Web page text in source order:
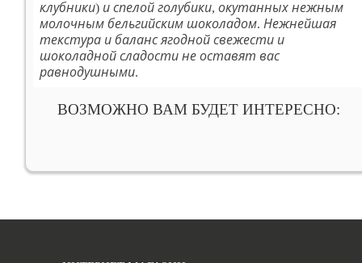
клубники) и спелой голубики, окутанных нежным
молочным бельгийским шоколадом. Нежнейшая
текстура и баланс ягодной свежести и
шоколадной сладости не оставят вас
равнодушными.
ВОЗМОЖНО ВАМ БУДЕТ ИНТЕРЕСНО: